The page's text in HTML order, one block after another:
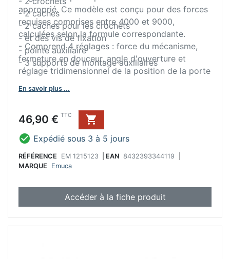
approprié. Ce modèle est conçu pour des forces
requises comprises entre 4000 et 9000,
calculées selon la formule correspondante.
- Comprend 4 réglages : force du mécanisme,
fermeture en douceur, angle d'ouverture et
réglage tridimensionnel de la position de la porte
- Fabriqué en acier et en plastique, finition gris
- 2 caches
- 2 caches pour les crochets
- et des vis de fixation
- pointe auxiliaire
- 3 supports de montage auxiliaires
En savoir plus ...
Prix
46,90 € TTC

 Expédié sous 3 à 5 jours
RÉFÉRENCE EM 1215123 EAN 8432393344119
MARQUE
Emuca
Accéder à la fiche produit